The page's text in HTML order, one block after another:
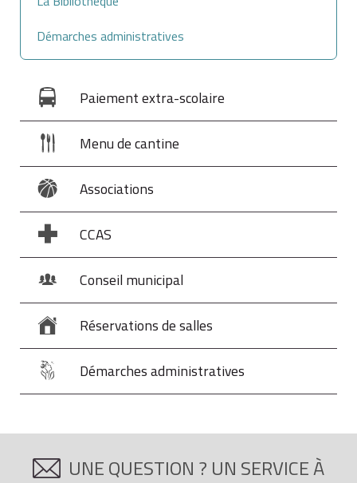
Démarches administratives
Paiement extra-scolaire
Menu de cantine
Associations
CCAS
Conseil municipal
Réservations de salles
Démarches administratives
UNE QUESTION ? UN SERVICE À